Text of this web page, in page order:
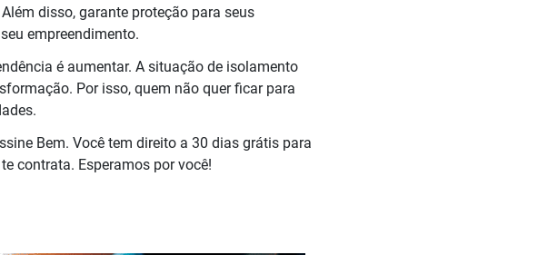
disso, garante proteção para seus
empreendimento.
é aumentar. A situação de isolamento
Por isso, quem não quer ficar para
Bem. Você tem direito a 30 dias grátis para
contrata. Esperamos por você!